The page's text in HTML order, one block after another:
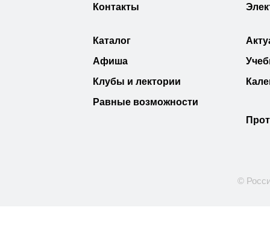
Контакты
Каталог
Афиша
Клубы и лектории
Равные возможности
©